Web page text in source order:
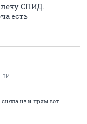
СПИД.
есть
сняла ну и прям вот